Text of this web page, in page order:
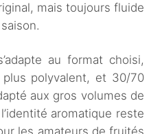
mais toujours fluide
au format choisi,
polyvalent, et 30/70
aux gros volumes de
aromatique reste
les amateurs de fruités